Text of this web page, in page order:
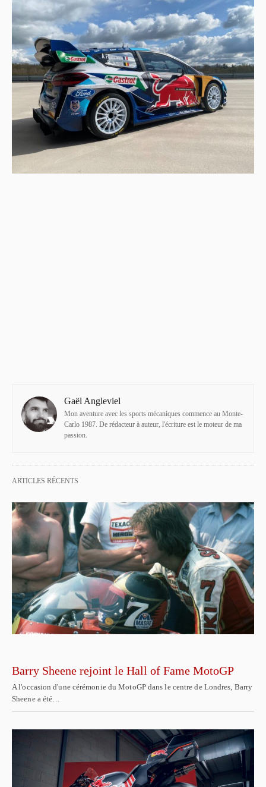
Gaël Angleviel
Mon aventure avec les sports mécaniques commence au Monte-
Carlo 1987. De rédacteur à auteur, l'écriture est le moteur de ma
passion.
ARTICLES RÉCENTS
Barry Sheene rejoint le Hall of Fame MotoGP
A l'occasion d'une cérémonie du MotoGP dans le centre de Londres, Barry
Sheene a été…